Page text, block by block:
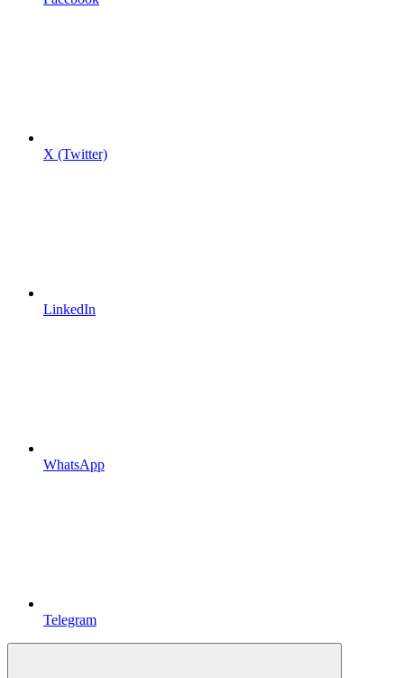
X (Twitter)
LinkedIn
WhatsApp
Telegram